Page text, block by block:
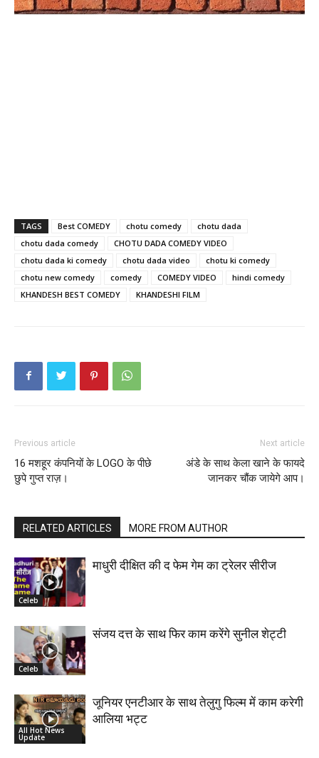
TAGS Best COMEDY chotu comedy
chotu dada
chotu dada comedy
CHOTU DADA COMEDY VIDEO
chotu dada ki comedy
chotu dada video
chotu ki comedy
chotu new comedy
comedy COMEDY VIDEO
hindi comedy
KHANDESH BEST COMEDY
KHANDESHI FILM
Previous article
16 मशहूर कंपनियों के LOGO के पीछे
छुपे गुप्त राज़।
Next article
अंडे के साथ केला खाने के फायदे
जानकर चौंक जायेगे आप।
RELATED ARTICLES MORE FROM AUTHOR
Celeb
माधुरी दीक्षित की द फेम गेम का ट्रेलर सीरीज
Celeb
संजय दत्त के साथ फिर काम करेंगे सुनील शेट्टी
All Hot News
Update
जूनियर एनटीआर के साथ तेलुगु फिल्म में काम करेगी
आलिया भट्ट